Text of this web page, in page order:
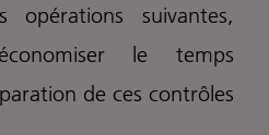
opérations suivantes,
le temps
de ces contrôles